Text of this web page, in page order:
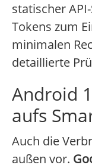
statischer
Tokens zum
minimalen
detaillierte
Android
aufs
Auch die
außen vor.